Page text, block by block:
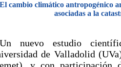
El cambio climático antropogénico
asociadas a la
Un nuevo estudio
de Valladolid